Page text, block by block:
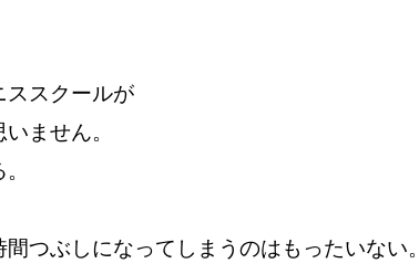
ススクールが
ません。
つぶしになってしまうのはもったいない。